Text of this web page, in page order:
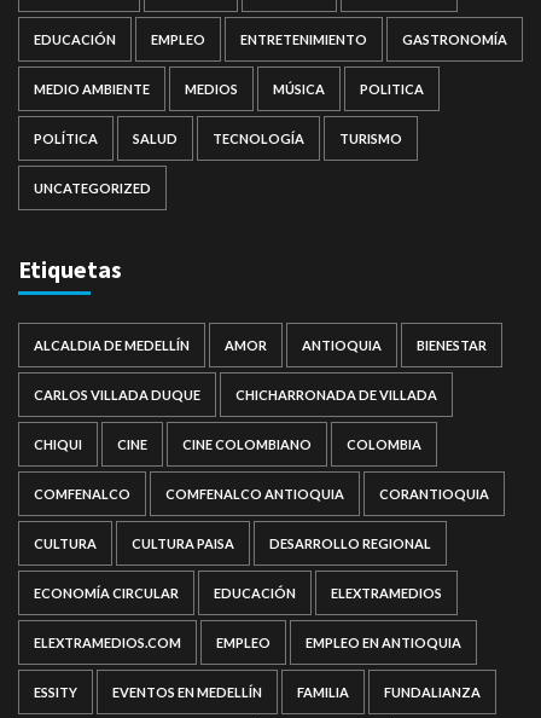
EDUCACIÓN EMPLEO ENTRETENIMIENTO GASTRONOMÍA
MEDIO AMBIENTE MEDIOS MÚSICA POLITICA
POLÍTICA SALUD TECNOLOGÍA TURISMO
UNCATEGORIZED
Etiquetas
ALCALDIA DE MEDELLÍN AMOR ANTIOQUIA BIENESTAR
CARLOS VILLADA DUQUE CHICHARRONADA DE VILLADA
CHIQUI CINE CINE COLOMBIANO COLOMBIA
COMFENALCO COMFENALCO ANTIOQUIA CORANTIOQUIA
CULTURA CULTURA PAISA DESARROLLO REGIONAL
ECONOMÍA CIRCULAR EDUCACIÓN ELEXTRAMEDIOS
ELEXTRAMEDIOS.COM EMPLEO EMPLEO EN ANTIOQUIA
ESSITY EVENTOS EN MEDELLÍN FAMILIA FUNDALIANZA